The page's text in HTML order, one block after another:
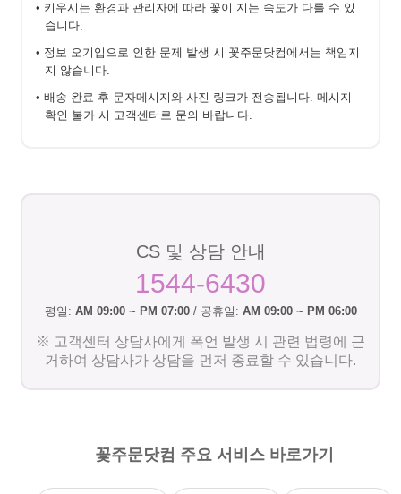
• 키우시는 환경과 관리자에 따라 꽃이 지는 속도가 다를 수 있
습니다.
• 정보 오기입으로 인한 문제 발생 시 꽃주문닷컴에서는 책임지
지 않습니다.
• 배송 완료 후 문자메시지와 사진 링크가 전송됩니다. 메시지
확인 불가 시 고객센터로 문의 바랍니다.
CS 및 상담 안내
1544-6430
평일: AM 09:00 ~ PM 07:00 / 공휴일: AM 09:00 ~ PM 06:00
※ 고객센터 상담사에게 폭언 발생 시 관련 법령에 근
거하여 상담사가 상담을 먼저 종료할 수 있습니다.
꽃주문닷컴 주요 서비스 바로가기